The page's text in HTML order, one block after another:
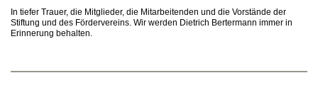
In tiefer Trauer, die Mitglieder, die Mitarbeitenden und die Vorstände der
Stiftung und des Fördervereins. Wir werden Dietrich Bertermann immer in
Erinnerung behalten.